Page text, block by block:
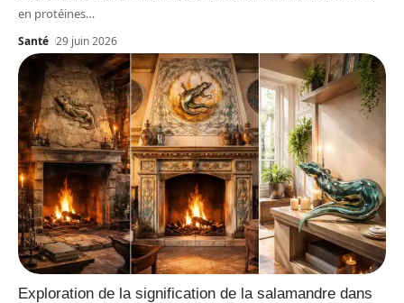
en protéines…
Santé 29 juin 2026
Exploration de la signification de la salamandre dans